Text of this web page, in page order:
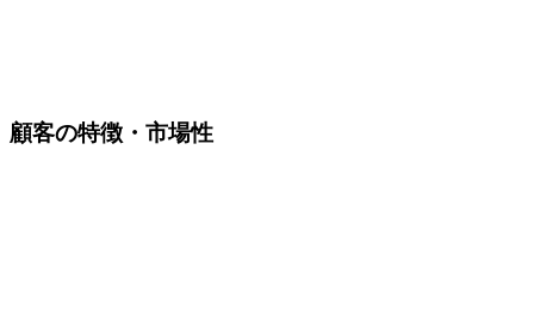
顧客の特徴・市場性